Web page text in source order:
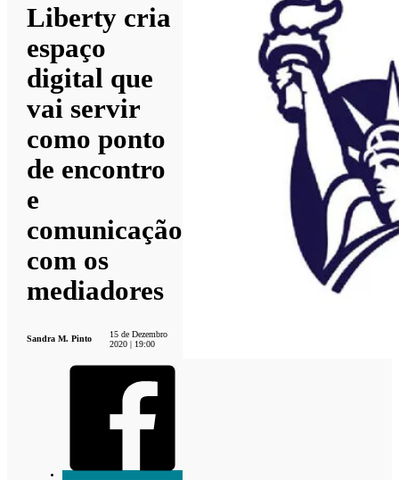
Liberty cria
espaço
digital que
vai servir
como ponto
de encontro
e
comunicação
com os
mediadores
Sandra M. Pinto
15 de Dezembro
2020 | 19:00